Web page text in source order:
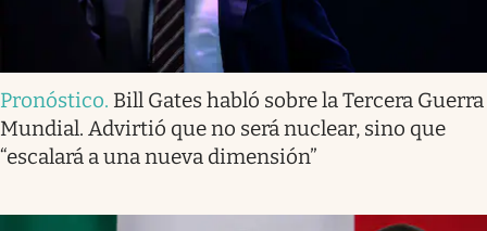
Pronóstico. Bill Gates habló sobre la Tercera Guerra
Mundial. Advirtió que no será nuclear, sino que
“escalará a una nueva dimensión”